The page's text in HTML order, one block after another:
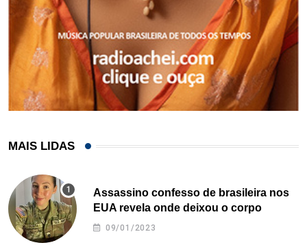
MAIS LIDAS
Assassino confesso de brasileira nos
EUA revela onde deixou o corpo
09/01/2023